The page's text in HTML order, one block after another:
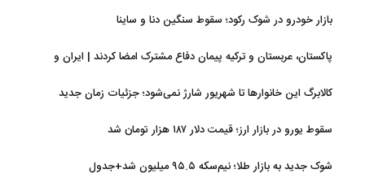
بازار خودرو در شوک رکود؛ سقوط سنگین دنا و ساینا
پاکستان، عربستان و ترکیه پیمان دفاع مشترک امضا کردند | ایران و
اسرائیل در سایه پیمان جدید منطقه‌ای
کالابرگ این خانوارها تا شهریور شارژ نمی‌شود؛ جزئیات زمان جدید
سقوط یورو در بازار ارز؛ قیمت دلار ۱۸۷ هزار تومان شد
شوک جدید به بازار طلا؛ نیم‌سکه ۹۵.۵ میلیون شد+جدول